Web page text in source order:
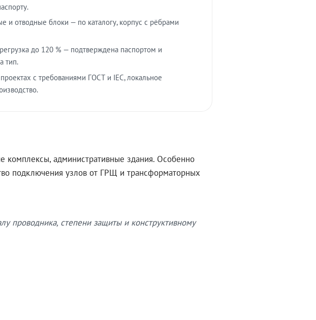
и отводные блоки — по каталогу, корпус с рёбрами
до 120 % — подтверждена паспортом и
тип.
с требованиями ГОСТ и IEC, локальное
административные здания. Особенно
подключения узлов от ГРЩ и трансформаторных
проводника, степени защиты и конструктивному